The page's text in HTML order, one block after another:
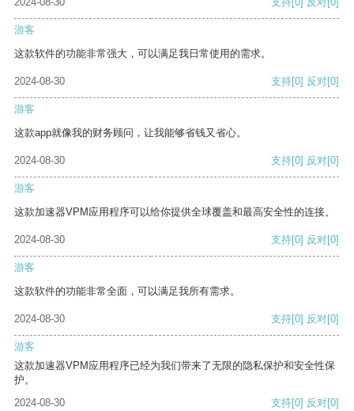
游客
这款软件的功能非常强大，可以满足我日常使用的需求。
2024-08-30 支持[0] 反对[0]
游客
这款app就像我的财务顾问，让我能够省钱又省心。
2024-08-30 支持[0] 反对[0]
游客
这款加速器VPM应用程序可以给你提供全球覆盖和最高安全性的连接。
2024-08-30 支持[0] 反对[0]
游客
这款软件的功能非常全面，可以满足我所有需求。
2024-08-30 支持[0] 反对[0]
游客
这款加速器VPM应用程序已经为我们带来了无限的隐私保护和安全性保
护。
2024-08-30
支持[0] 反对[0]